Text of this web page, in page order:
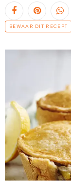
BEWAAR DIT RECEPT